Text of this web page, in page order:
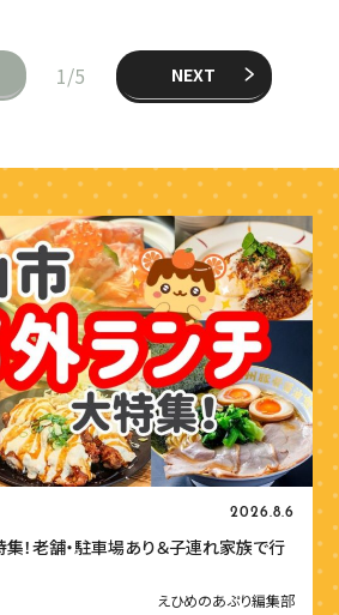
1/5 NEXT
2026.8.6
！老舗・駐車場あり＆子連れ家族で行
えひめのあぷり編集部